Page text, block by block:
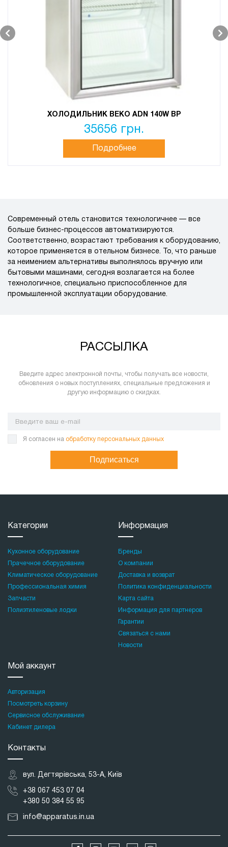
ХОЛОДИЛЬНИК BEKO ADN 140W BP
35656 грн.
Подробнее
Современный отель становится технологичнее — все
больше бизнес-процессов автоматизируются.
Соответственно, возрастают требования к оборудованию,
которое применяется в отельном бизнесе. То, что раньше
за неимением альтернативы выполнялось вручную или
бытовыми машинами, сегодня возлагается на более
технологичное, специально приспособленное для
промышленной эксплуатации оборудование.
РАССЫЛКА
Введите адрес электронной почты, чтобы получать все новости,
обновления о новых поступлениях, специальные предложения и
другую информацию о скидках.
Я согласен на обработку персональных данных
Подписаться
Категории
Кухонное оборудование
Прачечное оборудование
Климатическое оборудование
Профессиональная химия
Запчасти
Полиэтиленовые лодки
Информация
Бренды
О компании
Доставка и возврат
Политика конфиденциальности
Карта сайта
Информация для партнеров
Гарантии
Связаться с нами
Новости
Мой аккаунт
Авторизация
Посмотреть корзину
Сервисное обслуживание
Кабинет дилера
Контакты
вул. Дегтярівська, 53-А, Київ
+38 067 453 07 04
+380 50 384 55 95
info@apparatus.in.ua